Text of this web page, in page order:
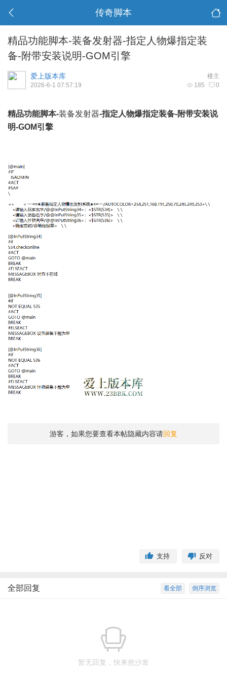
传奇脚本
精品功能脚本-装备发射器-指定人物爆指定装
备-附带安装说明-GOM引擎
楼主
爱上版本库
185 0
2026-6-1 07:57:19
精品功能脚本-装备发射器-指定人物爆指定装备-附带安装说
明-GOM引擎
游客，如果您要查看本帖隐藏内容请回复
反对
支持
倒序浏览
看全部
全部回复
暂无回复，快来抢沙发